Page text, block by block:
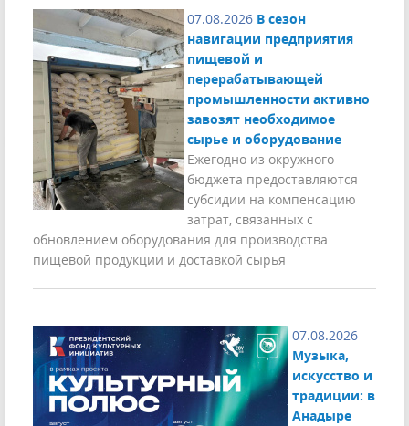
07.08.2026 В сезон
навигации предприятия
пищевой и
перерабатывающей
промышленности активно
завозят необходимое
сырье и оборудование
Ежегодно из окружного
бюджета предоставляются
субсидии на компенсацию
затрат, связанных с
обновлением оборудования для производства
пищевой продукции и доставкой сырья
07.08.2026
Музыка,
искусство и
традиции: в
Анадыре